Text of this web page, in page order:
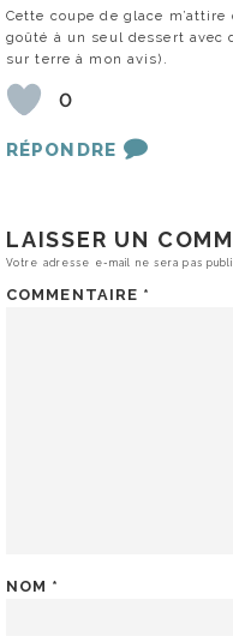
Cette coupe de glace
goûté à un seul dessert avec
sur terre à mon avis).
0
RÉPONDRE
LAISSER UN
Votre adresse e-mail ne sera pas
COMMENTAIRE *
NOM *